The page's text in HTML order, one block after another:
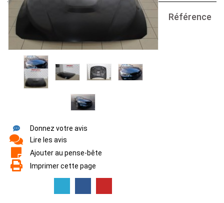
Donnez votre avis
Lire les avis
Ajouter au pense-bête
Imprimer cette page
Référence